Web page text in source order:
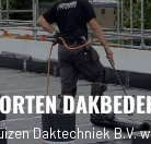
Daktechniek B.V.